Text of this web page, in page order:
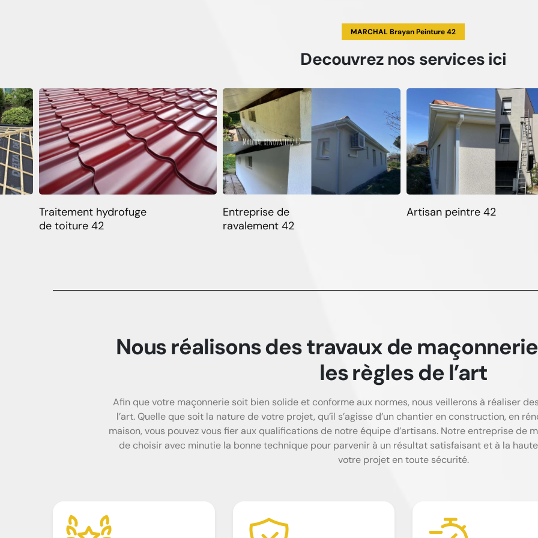
MARCHAL Brayan Peinture 42
Decouvreznos servicesici
Traitement hydrofuge
de toiture 42
Entreprise de
ravalement 42
Artisan peintre 42
Nous réalisons des travaux de
les règles de l’art
Afin que votre maçonnerie soit bien solide et conforme aux normes, nous veillerons à réaliser
l’art. Quelle que soit la nature de votre projet, qu’il s’agisse d’un chantier en construction, en
maison, vous pouvez vous fier aux qualifications de notre équipe d’artisans. Notre entreprise de
de choisir avec minutie la bonne technique pour parvenir à un résultat satisfaisant et à la
votre projet en toute sécurité.